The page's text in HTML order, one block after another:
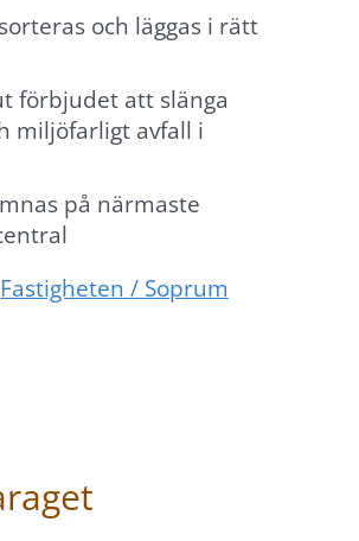
och läggas i rätt
förbjudet att slänga
miljöfarligt avfall i
på närmaste
Fastigheten / Soprum